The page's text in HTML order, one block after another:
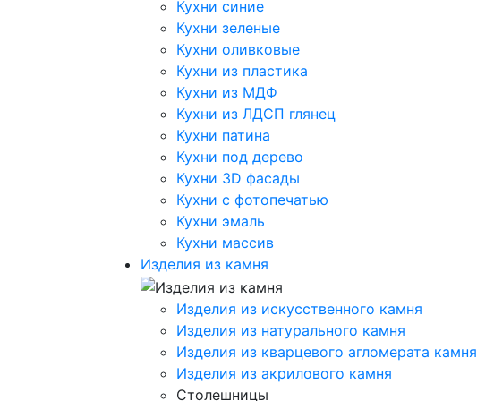
Кухни синие
Кухни зеленые
Кухни оливковые
Кухни из пластика
Кухни из МДФ
Кухни из ЛДСП глянец
Кухни патина
Кухни под дерево
Кухни 3D фасады
Кухни с фотопечатью
Кухни эмаль
Кухни массив
Изделия из камня
Изделия из искусственного камня
Изделия из натурального камня
Изделия из кварцевого агломерата камня
Изделия из акрилового камня
Столешницы